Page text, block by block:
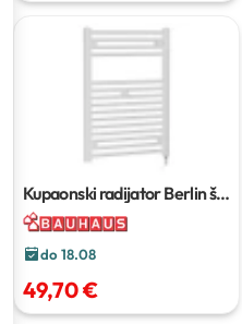
Kupaonski radijator Berlinš
50 x v 73 cm
do 18.08
49,70 €